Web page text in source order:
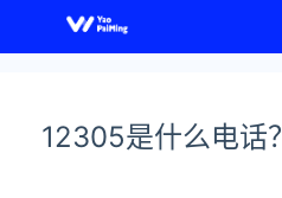
12305是什么电话？